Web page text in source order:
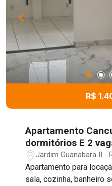
R$
Apartamento
dormitórios E 2
Jardim Guanabara II -
Apartamento para
sala, cozinha, banheiro